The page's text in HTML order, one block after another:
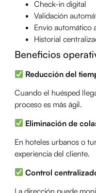
Check-in digital
Validación
Envío automático
Historial
Beneficios
Reducción del
Cuando el huésped
proceso es más ágil.
Eliminación de
En hoteles urbanos o
experiencia del cliente.
Control
La dirección puede